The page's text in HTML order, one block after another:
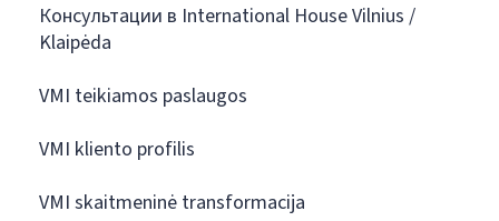
Консультации в International House Vilnius /
Klaipėda
VMI teikiamos paslaugos
VMI kliento profilis
VMI skaitmeninė transformacija